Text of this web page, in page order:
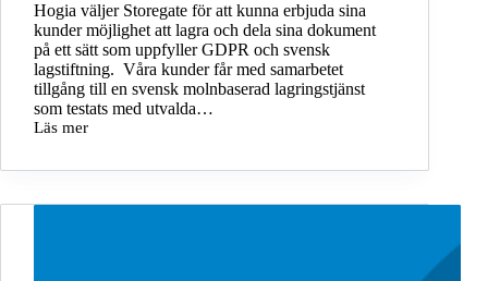
Hogia väljer Storegate för att kunna erbjuda sina
kunder möjlighet att lagra och dela sina dokument
på ett sätt som uppfyller GDPR och svensk
lagstiftning. Våra kunder får med samarbetet
tillgång till en svensk molnbaserad lagringstjänst
som testats med utvalda…
Läs mer
Hogias
kan
lagra